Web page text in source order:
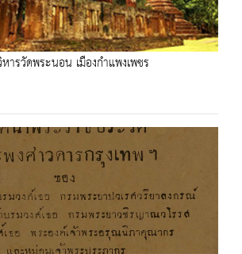
ารวัดพระนอน เมืองกำแพงเพชร